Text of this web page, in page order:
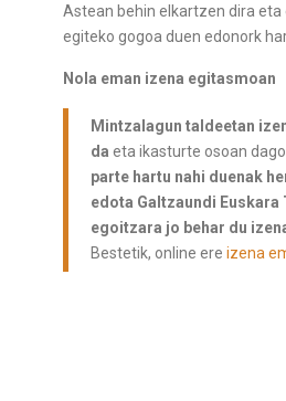
Astean behin elkartzen dira
egiteko gogoa duen edonork
Nola eman izena egitasmoan
Mintzalagun taldeetan
da eta ikasturte osoan
parte hartu nahi duenak
edota Galtzaundi Euskara
egoitzara jo behar du
Bestetik, online ere izena